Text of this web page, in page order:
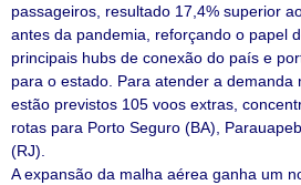
passageiros, resultado 17,4% superior
antes da pandemia, reforçando o papel
principais hubs de conexão do país e
para o estado. Para atender a demanda
estão previstos 105 voos extras,
rotas para Porto Seguro (BA),
(RJ).
A expansão da malha aérea ganha um